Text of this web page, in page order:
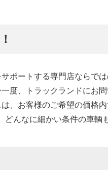
ポートする専門店ならでは
度、トラックランドにお問
、お客様のご希望の価格
んなに細かい条件の車輌